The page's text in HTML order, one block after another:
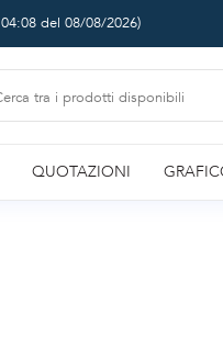
04:08 del 08/08/2026)
QUOTAZIONI